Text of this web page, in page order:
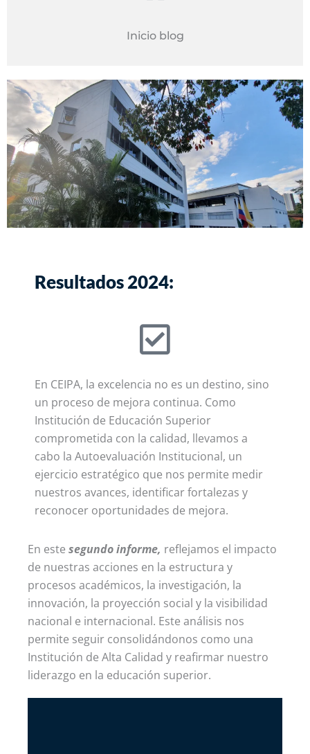
Inicio blog
Resultados 2024:
En CEIPA, la excelencia no es un destino, sino
un proceso de mejora continua. Como
Institución de Educación Superior
comprometida con la calidad, llevamos a
cabo la Autoevaluación Institucional, un
ejercicio estratégico que nos permite medir
nuestros avances, identificar fortalezas y
reconocer oportunidades de mejora.
En este segundo informe, reflejamos el impacto
de nuestras acciones en la estructura y
procesos académicos, la investigación, la
innovación, la proyección social y la visibilidad
nacional e internacional. Este análisis nos
permite seguir consolidándonos como una
Institución de Alta Calidad y reafirmar nuestro
liderazgo en la educación superior.